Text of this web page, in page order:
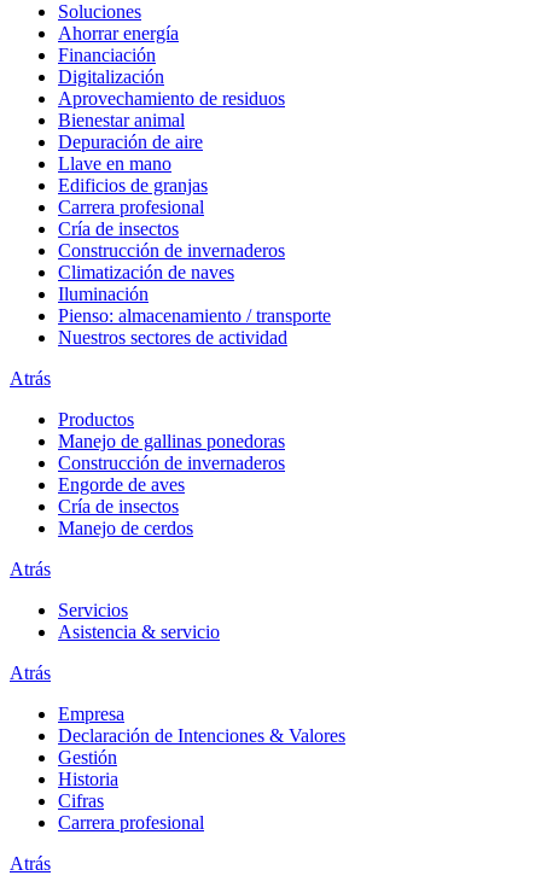
Soluciones
Ahorrar energía
Financiación
Digitalización
Aprovechamiento de residuos
Bienestar animal
Depuración de aire
Llave en mano
Edificios de granjas
Carrera profesional
Cría de insectos
Construcción de invernaderos
Climatización de naves
Iluminación
Pienso: almacenamiento / transporte
Nuestros sectores de actividad
Atrás
Productos
Manejo de gallinas ponedoras
Construcción de invernaderos
Engorde de aves
Cría de insectos
Manejo de cerdos
Atrás
Servicios
Asistencia & servicio
Atrás
Empresa
Declaración de Intenciones & Valores
Gestión
Historia
Cifras
Carrera profesional
Atrás